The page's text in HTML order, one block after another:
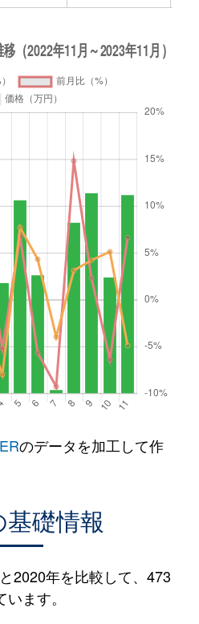
のデータを加工して作
基礎情報
2020年を比較して、473
ます。